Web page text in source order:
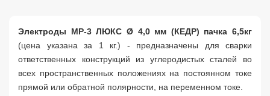
Электроды МР-3 ЛЮКС Ø 4,0 мм (КЕДР) пачка 6,5кг
(цена указана за 1 кг.) - предназначены для сварки
ответственных конструкций из углеродистых сталей во
всех пространственных положениях на постоянном токе
прямой или обратной полярности, на переменном токе.